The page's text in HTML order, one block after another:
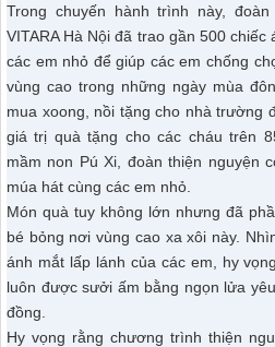
Trong chuyến hành trình này,
VITARA Hà Nội đã trao gần 500
các em nhỏ để giúp các em chống
vùng cao trong những ngày mùa
mua xoong, nồi tặng cho nhà trường
giá trị quà tặng cho các cháu trên
mầm non Pú Xi, đoàn thiện nguyện
múa hát cùng các em nhỏ.
Món quà tuy không lớn nhưng đã
bé bỏng nơi vùng cao xa xôi này.
ánh mắt lấp lánh của các em, hy
luôn được sưởi ấm bằng ngọn lửa
đồng.
Hy vọng rằng chương trình thiện